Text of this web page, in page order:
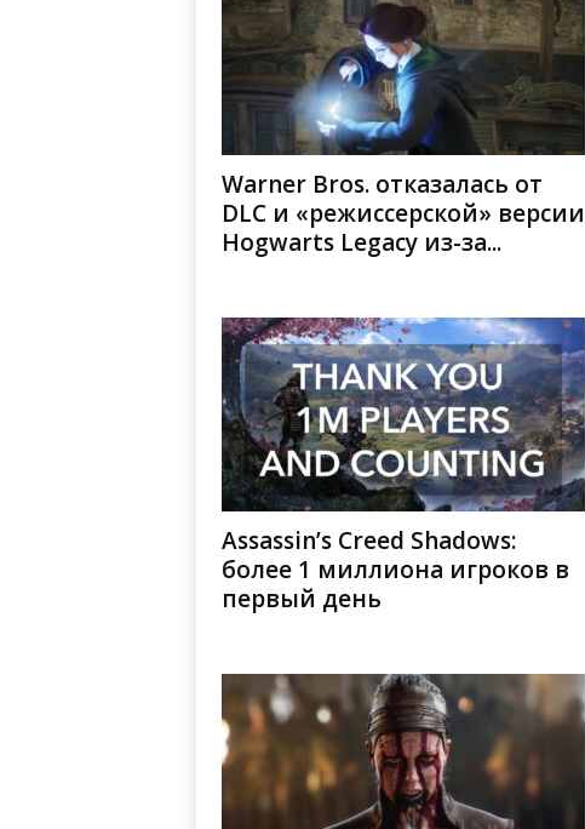
Warner Bros. отказалась от
DLC и «режиссерской» версии
Hogwarts Legacy из-за...
Assassin’s Creed Shadows:
более 1 миллиона игроков в
первый день